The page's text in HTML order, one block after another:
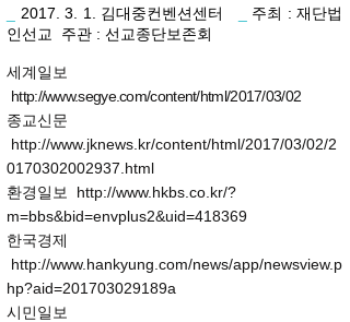
2017. 3. 1. 김대중컨벤션센터
주최 : 재단법
인선교 주관 : 선교종단보존회
세계일보
http://www.segye.com/content/html/2017/03/02
종교신문
http://www.jknews.kr/content/html/2017/03/02/2
0170302002937.html
환경일보 http://www.hkbs.co.kr/?
m=bbs&bid=envplus2&uid=418369
한국경제
http://www.hankyung.com/news/app/newsview.p
hp?aid=201703029189a
시민일보